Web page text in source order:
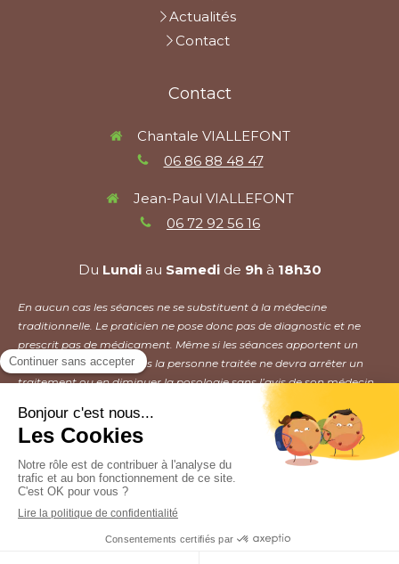
Actualités
Contact
Contact
Chantale VIALLEFONT
06 86 88 48 47
Jean-Paul VIALLEFONT
06 72 92 56 16
Du Lundiau Samedide 9hà 18h30
En aucun cas les séances ne se substituent à la médecine
traditionnelle. Le praticien ne pose donc pas de diagnostic et ne
prescrit pas de médicament. Même si les séances apportent un
mieux être, en aucun cas la personne traitée ne devra arrêter un
traitement ou en diminuer la posologie sans l’avis de son médecin.
Mentions légales
Création et référencement du site par Simplébo